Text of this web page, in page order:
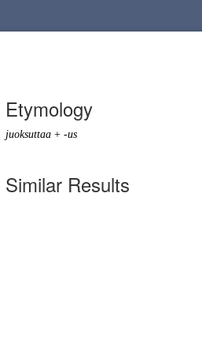
Etymology
juoksuttaa + -us
Similar Results